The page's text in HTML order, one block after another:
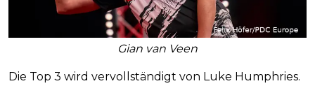
Gian van Veen
Die Top 3 wird vervollständigt von Luke Humphries.